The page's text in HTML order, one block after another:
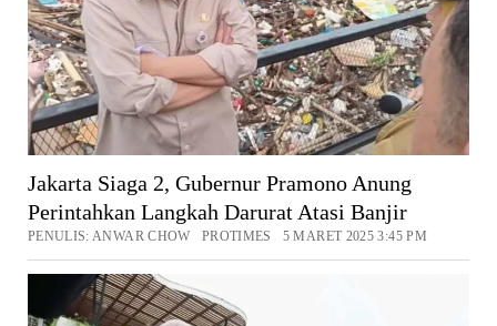
Jakarta Siaga 2, Gubernur Pramono Anung
Perintahkan Langkah Darurat Atasi Banjir
PENULIS: ANWAR CHOW PROTIMES 5 MARET 2025 3:45 PM